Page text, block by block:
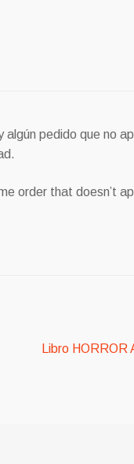
algún pedido que no
order that doesn’t
Siguiente:
Libro